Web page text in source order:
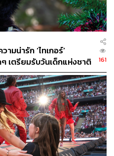
วุโสดาวเด่นที่ใครมาที่เขาดิน
ากที่สุด แม้จะเป็นวันสุดท้าย
ห้กับผู้มาทัศนาจร ด้วยการ
เวลา
ปเมื่อเดือนกันยายนที่ผ่านมา
ระจายอยู่ทั่วประเทศ
มน่ารัก ‘ไทเกอร์’
เตรียมรับวันเด็กแห่งชาติ
161